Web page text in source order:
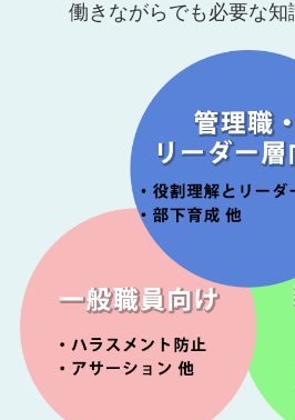
働きながらでも必要な知